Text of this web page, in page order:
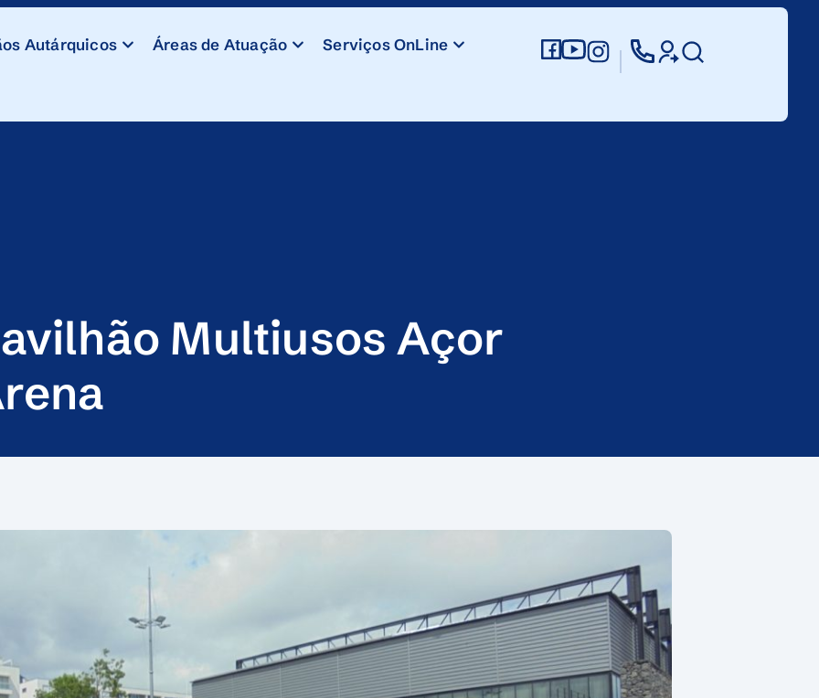
Autárquicos Áreas de Atuação Serviços OnLine
Multiusos Açor